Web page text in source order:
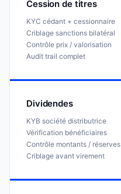
Cession de titres
KYC cédant + cessionnaire
Criblage sanctions bilatéral
Contrôle prix / valorisation
Audit trail complet
Dividendes
KYB société distributrice
Vérification bénéficiaires
Contrôle montants / réserves
Criblage avant virement